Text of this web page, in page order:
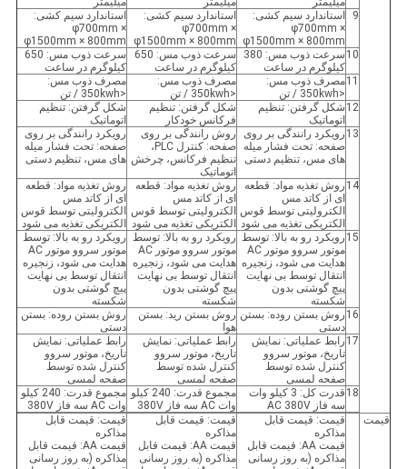
9
استاندارد سیم کشی:
φ700mm ×
φ1500mm × 800mm
استاندارد سیم کشی:
φ700mm ×
φ1500mm × 800mm
استاندارد سیم کشی:
φ700mm ×
φ1500mm × 800mm
10
سرعت ذوب مس: 380
کیلوگرم در ساعت
سرعت ذوب مس: 650
کیلوگرم در ساعت
سرعت ذوب مس: 650
کیلوگرم در ساعت
11مصرف ذوب مس:
<350kwh / تن
مصرف ذوب مس:
<350kwh / تن
مصرف ذوب مس:
<350kwh / تن
12 شکل گرفتن: تنظیم
اتوماتیک
شکل گرفتن: تنظیم
فرکانس خودکار
شکل گرفتن: تنظیم
اتوماتیک
13 رویکرد رانندگی بر روی
صفحه: تحت فشار میله
های مس، تنظیم دستی
روش رانندگی بر روی
صفحه: کنترل PLC،
تنظیم فرکانس، چرخش
اتوماتیک
رویکرد رانندگی بر روی
صفحه: تحت فشار میله
های مس، تنظیم دستی
14 روش تغذیه مواد: قطعه
ای از کاتد مس
الکترولیتی توسط قوس
الکتریکی تغذیه می شود
روش تغذیه مواد: قطعه
ای از کاتد مس
الکترولیتی توسط قوس
الکتریکی تغذیه می شود
روش تغذیه مواد: قطعه
ای از کاتد مس
الکترولیتی توسط قوس
الکتریکی تغذیه می شود
15 رویکرد رو به بالا: توسط
موتور سروو موتور AC
هدایت می شود، زنجیره
انتقال توسط بی نهایت
پیچ گوشتی بدون
شکسته
رویکرد رو به بالا: توسط
موتور سروو موتور AC
هدایت می شود، زنجیره
انتقال توسط بی نهایت
پیچ گوشتی بدون
شکسته
رویکرد رو به بالا: توسط
موتور سروو موتور AC
هدایت می شود، زنجیره
انتقال توسط بی نهایت
پیچ گوشتی بدون
شکسته
16 روش بستن روده: بستن
دستی
روش بستن رید: بستن
هوا
روش بستن روده: بستن
دستی
17 رابط عملیاتی: نمایش
تاریخ، موتور سروو
کنترل شده توسط
صفحه لمسی
رابط عملیاتی: نمایش
تاریخ، موتور سروو
کنترل شده توسط
صفحه لمسی
رابط عملیاتی: نمایش
تاریخ، موتور سروو
کنترل شده توسط
صفحه لمسی
18
قدرت کل: 3 کیلو وات
سه فاز AC 380V
مجموع قدرت: 240 کیلو
وات AC سه فاز 380V
مجموع قدرت: 240 کیلو
وات AC سه فاز 380V
قیمت
قیمت: قیمت قابل
مذاکره
قیمت AA: قیمت قابل
مذاکره (به روز رسانی
قیمت: قیمت قابل
مذاکره
قیمت AA: قیمت قابل
مذاکره (به روز رسانی
قیمت: قیمت قابل
مذاکره
قیمت AA: قیمت قابل
مذاکره (به روز رسانی